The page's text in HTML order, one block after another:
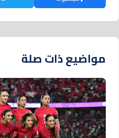
مواضيع ذات صلة